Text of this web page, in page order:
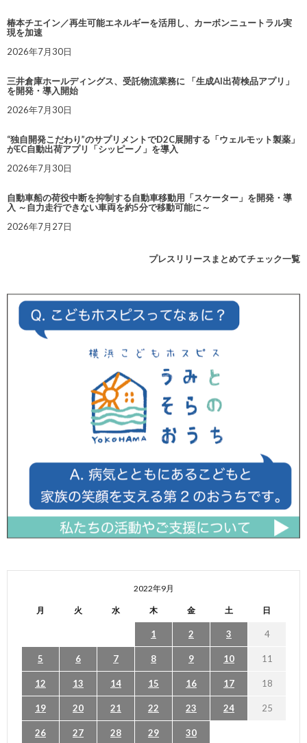
椿本チエイン／再生可能エネルギーを活用し、カーボンニュートラル実
現を加速
2026年7月30日
三井倉庫ホールディングス、受託物流業務に 「生成AI出荷検品アプリ」
を開発・導入開始
2026年7月30日
“独自開発こだわり”のサプリメントでD2C展開する「ウェルモット製薬」
がEC自動出荷アプリ「シッピーノ」を導入
2026年7月30日
自動車船の荷役中断を抑制する自動車移動用「スケーター」を開発・導
入 ～自力走行できない車両を約5分で移動可能に～
2026年7月27日
プレスリリースまとめてチェック一覧
2022年9月
月 火 水 木 金 土 日
1 2 3 4
5 6 7 8 9 10 11
12 13 14 15 16 17 18
19 20 21 22 23 24 25
26 27 28 29
30